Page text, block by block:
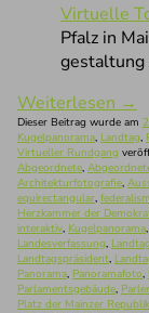
Virtuelle
Pfalz in
gestaltung
Weiterlesen →
Dieser Beitrag wurde am
Kugelpanorama, Landtag,
Virtueller Rundgang
Abgeordnete,
Architekturfotografie,
equirectangular, federalism
Herzkammer der
interaktiv, Kugelpanorama,
Landesverfassung, Landtag
Landtagspräsident,
Panorama, Panoramafoto,
Parlamentsgebäude,
Platz der Mainzer Republik